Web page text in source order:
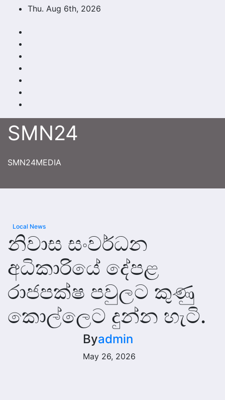
content
Thu. Aug 6th, 2026
SMN24
SMN24MEDIA
Local News
නිවාස සංවර්ධන
අධිකාරියේ දේපළ
රාජපක්ෂ පවුලට කුණු
කොල්ලෙට දුන්න හැටි.
Byadmin
May 26, 2026